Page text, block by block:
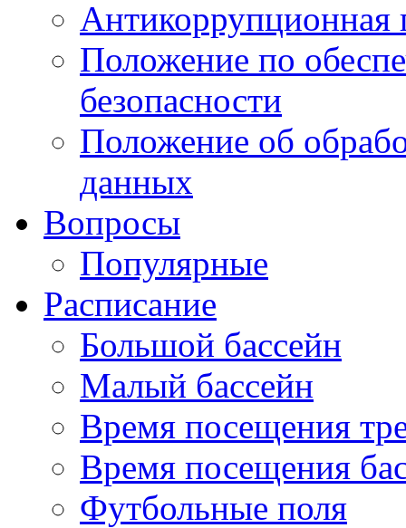
Положение по
безопасности
Положение об
данных
Вопросы
Популярные
Расписание
Большой бассейн
Малый бассейн
Время посещения
Время посещения
Футбольные поля